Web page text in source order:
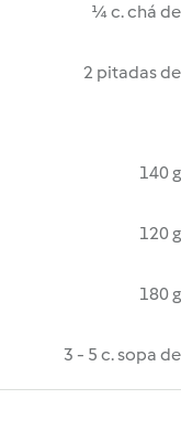
¼ c. chá de
2 pitadas de
140 g
120 g
180 g
3 - 5 c. sopa de